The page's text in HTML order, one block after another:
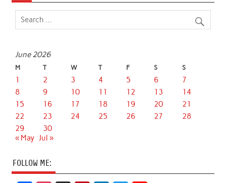
June 2026
M T W T F S S
1 2 3 4 5 6
7
8
9 10 11 12 13
14
15
16 17 18 19 20
21
22
23 24 25 26 27
28
29
30
« May Jul »
FOLLOW ME: